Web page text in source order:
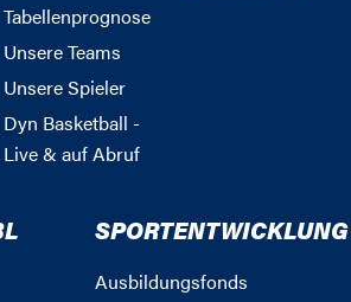
Tabellenprognose
Unsere Teams
Unsere Spieler
Dyn Basketball -
Live & auf Abruf
SPORTENTWICKLUNG
Ausbildungsfonds